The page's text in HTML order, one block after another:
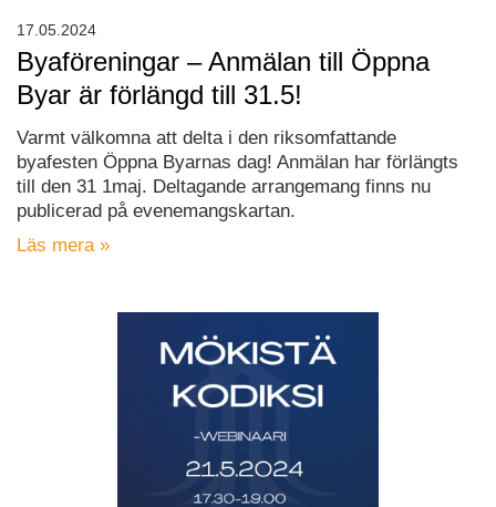
Byaföreningar – Anmälan till Öppna
Byar är förlängd till 31.5!
Varmt välkomna att delta i den riksomfattande
byafesten Öppna Byarnas dag! Anmälan har förlängts
till den 31 1maj. Deltagande arrangemang finns nu
publicerad på evenemangskartan.
Läs mera »
17.05.2024